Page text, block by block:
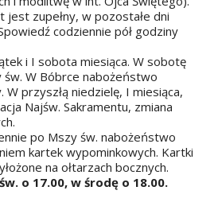
jest zupełny, w pozostałe dni
codziennie pół godziny
i I sobota miesiąca. W sobotę
W Bóbrce nabożeństwo
przyszłą niedzielę, I miesiąca,
Najśw. Sakramentu, zmiana
po Mszy św. nabożeństwo
kartek wypominkowych. Kartki
na ołtarzach bocznych.
o 17.00, w środę o 18.00.